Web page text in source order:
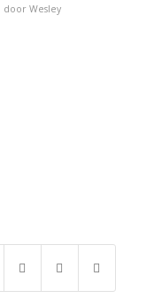
door Wesley